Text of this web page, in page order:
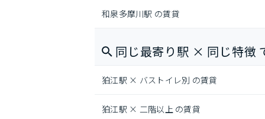
和泉多摩川駅 の賃貸
同じ最寄り駅 × 同じ特徴
狛江駅 × バストイレ別 の賃貸
狛江駅 × 二階以上 の賃貸